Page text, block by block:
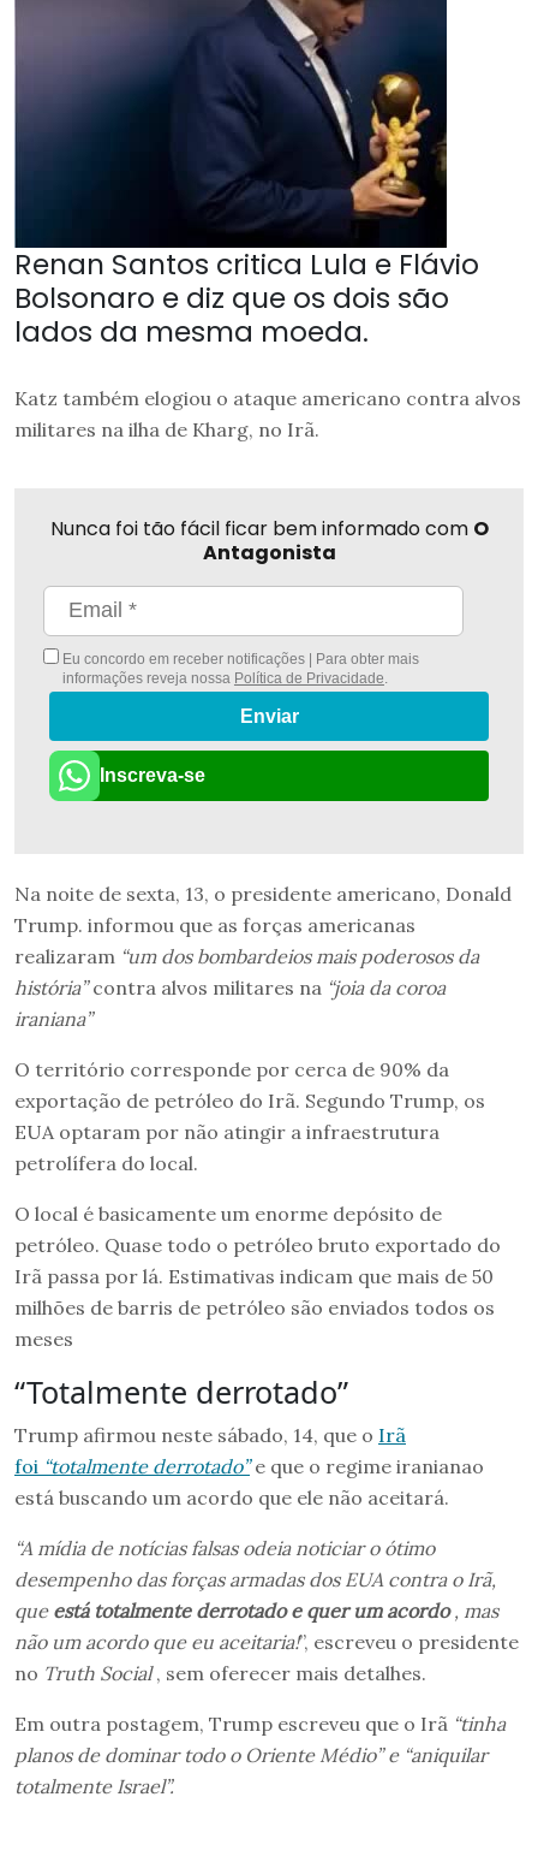
Renan Santos critica Lula e Flávio
Bolsonaro e diz que os dois são
lados da mesma moeda.
Katz também elogiou o ataque americano contra alvos
militares na ilha de Kharg, no Irã.
Nunca foi tão fácil ficar bem informado com O
Antagonista
Eu concordo em receber notificações | Para obter mais
informações reveja nossa Política de Privacidade
Enviar
Inscreva-se
Na noite de sexta, 13, o presidente americano, Donald
Trump. informou que as forças americanas
realizaram “um dos bombardeios mais poderosos da
história”contra alvos militares na “joia da coroa
iraniana”
O território corresponde por cerca de 90% da
exportação de petróleo do Irã. Segundo Trump, os
EUA optaram por não atingir a infraestrutura
petrolífera do local.
O local é basicamente um enorme depósito de
petróleo. Quase todo o petróleo bruto exportado do
Irã passa por lá. Estimativas indicam que mais de 50
milhões de barris de petróleo são enviados todos os
meses
“Totalmente derrotado”
Trump afirmou neste sábado, 14, que o Irã
foi “totalmente derrotado”e que o regime iranianao
está buscando um acordo que ele não aceitará.
“A mídia de notícias falsas odeia noticiar o ótimo
desempenho das forças armadas dos EUA contra o Irã,
que está totalmente derrotado e quer um acordo, mas
não um acordo que eu aceitaria!”, escreveu o presidente
no Truth Social, sem oferecer mais detalhes.
Em outra postagem, Trump escreveu que o Irã “tinha
planos de dominar todo o Oriente Médio” e “aniquilar
totalmente Israel”.